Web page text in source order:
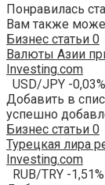
Понравилась
Вам также
Бизнес статьи 0
Валюты Азии
Investing.com
USD/JPY -
Добавить в
успешно
Бизнес статьи 0
Турецкая лира
Investing.com
RUB/TRY -